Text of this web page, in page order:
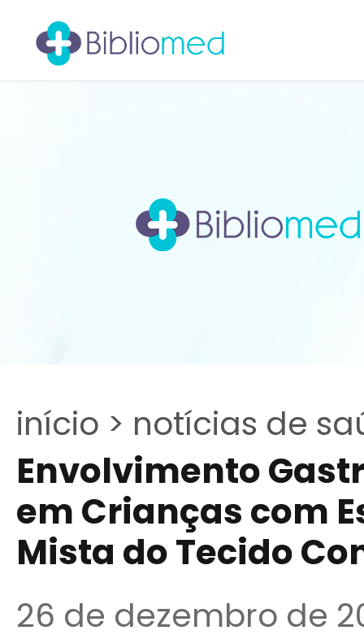
início > notícias de
Envolvimento
em Crianças com
Mista do Tecido
26 de dezembro de